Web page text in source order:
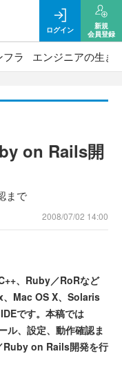
ログイン
新規
会員登録
フラ エンジニアの生き
on Rails開
まで
2008/07/02 14:00
、Ruby／RoRなど
Mac OS X、Solaris
です。本稿では
ル、設定、動作確認ま
Ruby on Rails開発を行